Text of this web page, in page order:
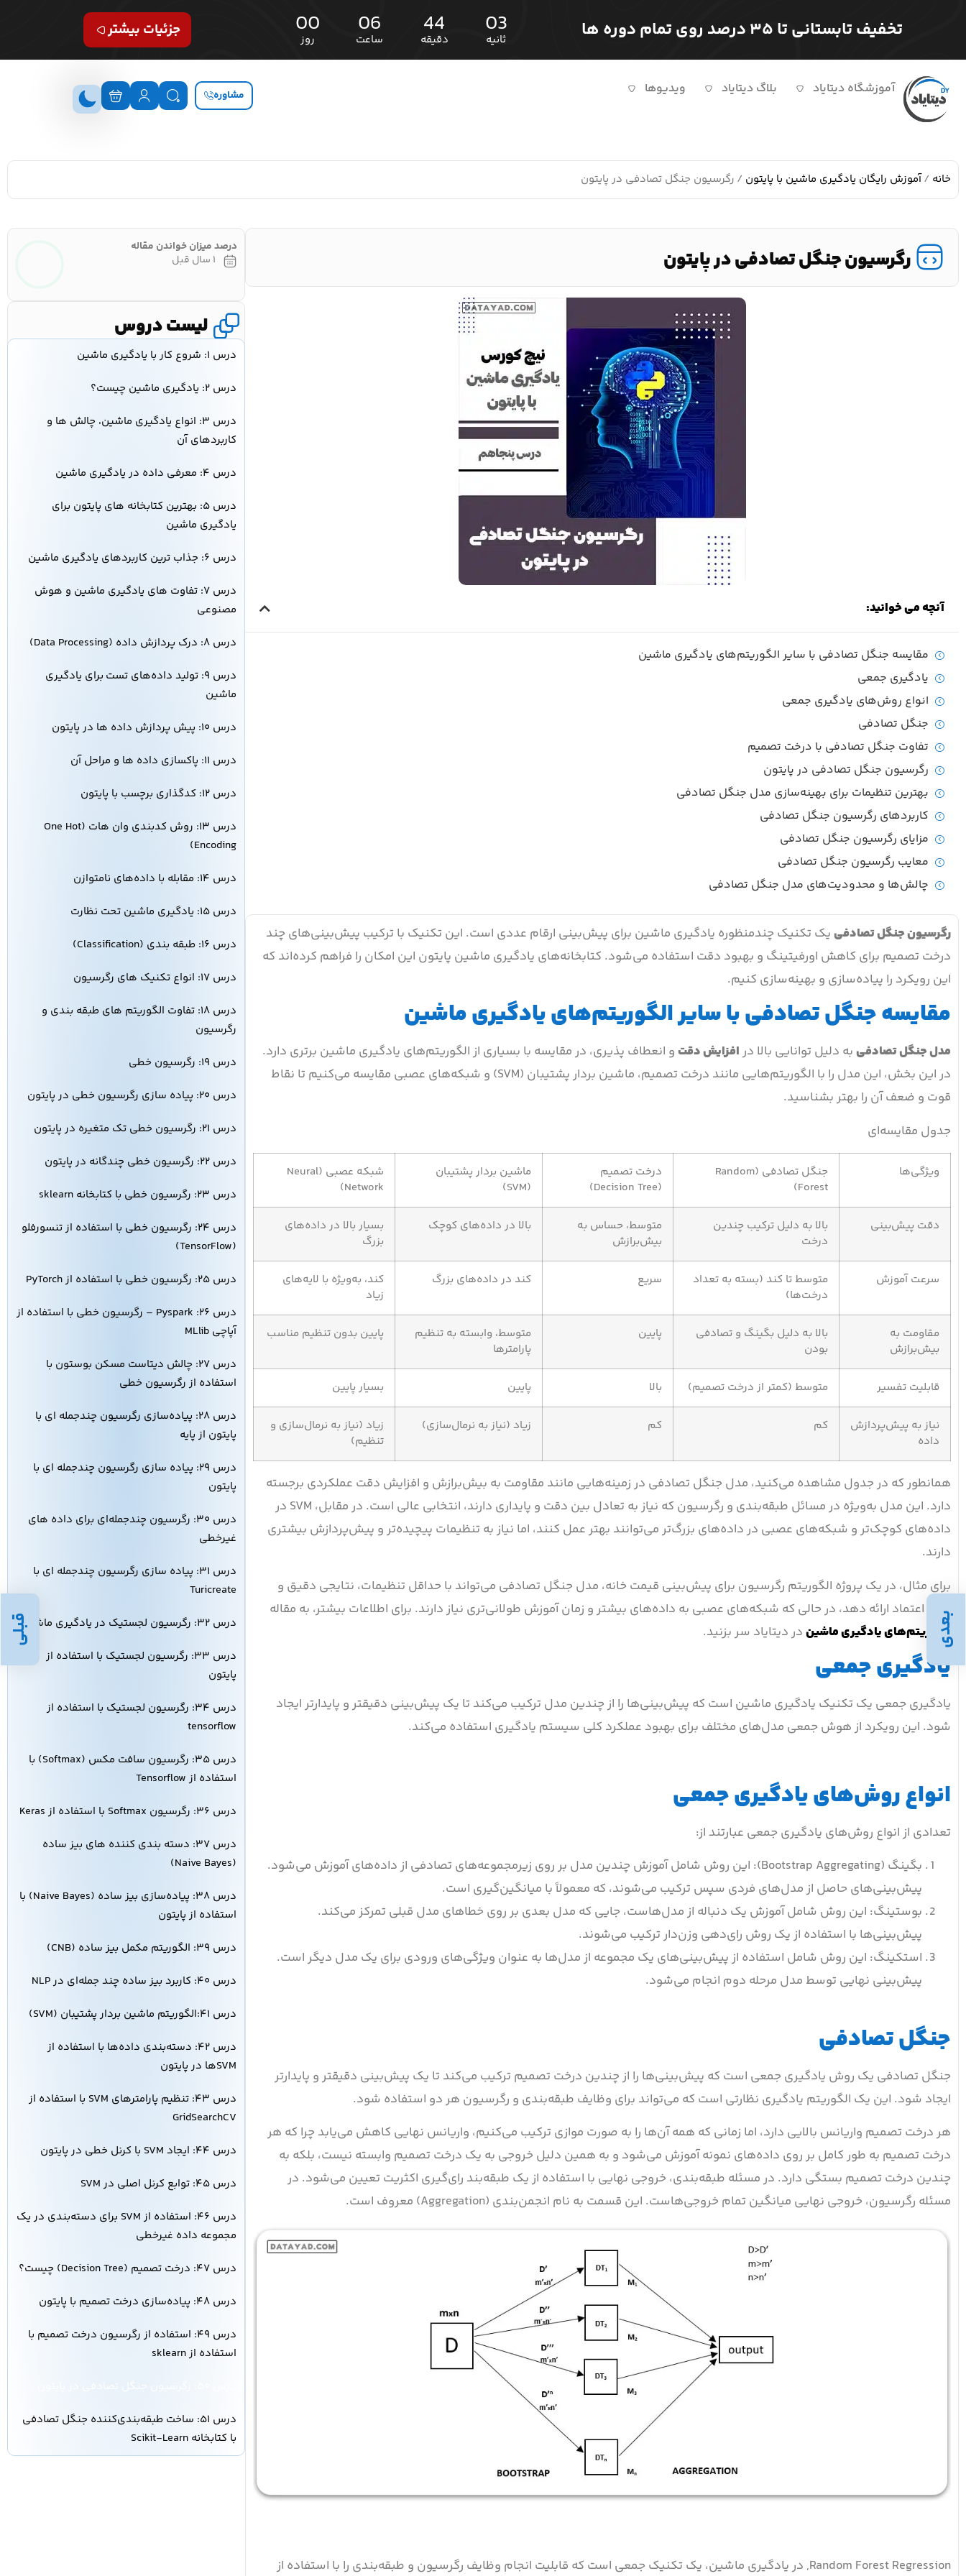
تخفیف تابستانی تا ۳۵ درصد روی تمام دوره ها 00
روز
06
ساعت
44
دقیقه
02
ثانیه جزئیات بیشتر
مشاوره آموزشگاه دیتایاد بلاگ دیتایاد ویدیوها
خانه /آموزش رایگان یادگیری ماشین با پایتون / رگرسیون جنگل تصادفی در پایتون
رگرسیون جنگل تصادفی در پایتون
قبلی بعدی
آنچه می خوانید:
مقایسه جنگل تصادفی با سایر الگوریتم‌های یادگیری ماشین
یادگیری جمعی
انواع روش‌های یادگیری جمعی
جنگل تصادفی
تفاوت جنگل تصادفی با درخت تصمیم
رگرسیون جنگل تصادفی در پایتون
بهترین تنظیمات برای بهینه‌سازی مدل جنگل تصادفی
کاربردهای رگرسیون جنگل تصادفی
مزایای رگرسیون جنگل تصادفی
معایب رگرسیون جنگل تصادفی
چالش‌ها و محدودیت‌های مدل جنگل تصادفی
رگرسیون جنگل تصادفییک تکنیک چندمنظوره یادگیری ماشین برای پیش‌بینی ارقام عددی است. این تکنیک با ترکیب پیش‌بینی‌های چند
درخت تصمیم برای کاهش اورفیتینگ و بهبود دقت استفاده می‌شود. کتابخانه‌های یادگیری ماشین پایتون این امکان را فراهم کرده‌اند که
این رویکرد را پیاده‌سازی و بهینه‌سازی کنیم.
مقایسه جنگل تصادفی با سایر الگوریتم‌های یادگیری ماشین
مدل جنگل تصادفیبه دلیل توانایی بالا درافزایش دقتو انعطاف پذیری، در مقایسه با بسیاری از الگوریتم‌های یادگیری ماشین برتری دارد.
در این بخش، این مدل را با الگوریتم‌هایی مانند درخت تصمیم، ماشین بردار پشتیبان (SVM) و شبکه‌های عصبی مقایسه می‌کنیم تا نقاط
قوت و ضعف آن را بهتر بشناسید.
جدول مقایسه‌ای
ویژگی‌ها
جنگل تصادفی (Random
Forest)
درخت تصمیم
(Decision Tree)
ماشین بردار پشتیبان
(SVM)
شبکه عصبی (Neural
Network)
دقت پیش‌بینی
بالا به دلیل ترکیب چندین
درخت
متوسط، حساس به
بیش‌برازش
بالا در داده‌های کوچک
بسیار بالا در داده‌های
بزرگ
سرعت آموزش
متوسط تا کند (بسته به تعداد
درخت‌ها)
سریع کند در داده‌های بزرگ
کند، به‌ویژه با لایه‌های
زیاد
مقاومت به
بیش‌برازش
بالا به دلیل بگینگ و تصادفی
بودن
پایین
متوسط، وابسته به تنظیم
پارامترها
پایین بدون تنظیم مناسب
قابلیت تفسیر متوسط (کمتر از درخت تصمیم) بالا پایین بسیار پایین
نیاز به پیش‌پردازش
داده
کم کم زیاد (نیاز به نرمال‌سازی)
زیاد (نیاز به نرمال‌سازی و
تنظیم)
همانطور که در جدول مشاهده می‌کنید، مدل جنگل تصادفی در زمینه‌هایی مانند مقاومت به بیش‌برازش و افزایش دقت عملکردی برجسته
دارد. این مدل به‌ویژه در مسائل طبقه‌بندی و رگرسیون که نیاز به تعادل بین دقت و پایداری دارند، انتخابی عالی است. در مقابل، SVM در
داده‌های کوچک‌تر و شبکه‌های عصبی در داده‌های بزرگ‌تر می‌توانند بهتر عمل کنند، اما نیاز به تنظیمات پیچیده‌تر و پیش‌پردازش بیشتری
دارند.
برای مثال، در یک پروژه الگوریتم رگرسیون برای پیش‌بینی قیمت خانه، مدل جنگل تصادفی می‌تواند با حداقل تنظیمات، نتایجی دقیق و
قابل اعتماد ارائه دهد، در حالی که شبکه‌های عصبی به داده‌های بیشتر و زمان آموزش طولانی‌تری نیاز دارند. برای اطلاعات بیشتر، به مقاله
الگوریتم‌های یادگیری ماشیندر دیتایاد سر بزنید.
یادگیری جمعی
یادگیری جمعی یک تکنیک یادگیری ماشین است که پیش‌بینی‌ها را از چندین مدل ترکیب می‌کند تا یک پیش‌بینی دقیقتر و پایدارتر ایجاد
شود. این رویکرد از هوش جمعی مدل‌های مختلف برای بهبود عملکرد کلی سیستم یادگیری استفاده می‌کند.
انواع روش‌های یادگیری جمعی
تعدادی از انواع روش‌های یادگیری جمعی عبارتند از:
بگینگ (Bootstrap Aggregating): این روش شامل آموزش چندین مدل بر روی زیرمجموعه‌های تصادفی از داده‌های آموزش می‌شود.
پیش‌بینی‌های حاصل از مدل‌های فردی سپس ترکیب می‌شوند، که معمولاً با میانگین‌گیری است.
بوستینگ: این روش شامل آموزش یک دنباله از مدل‌هاست، جایی که مدل بعدی بر روی خطاهای مدل قبلی تمرکز می‌کند.
پیش‌بینی‌ها با استفاده از یک روش رای‌دهی وزن‌دار ترکیب می‌شوند.
استکینگ: این روش شامل استفاده از پیش‌بینی‌های یک مجموعه از مدل‌ها به عنوان ویژگی‌های ورودی برای یک مدل دیگر است.
پیش‌بینی نهایی توسط مدل مرحله دوم انجام می‌شود.
جنگل تصادفی
جنگل تصادفی یک روش یادگیری جمعی است که پیش‌بینی‌ها را از چندین درخت تصمیم ترکیب می‌کند تا یک پیش‌بینی دقیقتر و پایدارتر
ایجاد شود. این یک الگوریتم یادگیری نظارتی است که می‌تواند برای وظایف طبقه‌بندی و رگرسیون هر دو استفاده شود.
هر درخت تصمیم واریانس بالایی دارد، اما زمانی که همه آن‌ها را به صورت موازی ترکیب می‌کنیم، واریانس نهایی کاهش می‌یابد چرا که هر
درخت تصمیم به طور کامل بر روی داده‌های نمونه آموزش می‌شود و به همین دلیل خروجی به یک درخت تصمیم وابسته نیست، بلکه به
چندین درخت تصمیم بستگی دارد. در مسئله طبقه‌بندی، خروجی نهایی با استفاده از یک طبقه‌بند رای‌گیری اکثریت تعیین می‌شود. در
مسئله رگرسیون، خروجی نهایی میانگین تمام خروجی‌هاست. این قسمت به نام انجمن‌بندی (Aggregation) معروف است.
Random Forest Regression, در یادگیری ماشین، یک تکنیک جمعی است که قابلیت انجام وظایف رگرسیون و طبقه‌بندی را با استفاده از
درصد میزان خواندن مقاله
۱ سال قبل
لیست دروس
درس ۱: شروع کار با یادگیری ماشین
درس ۲: یادگیری ماشین چیست؟
درس ۳: انواع یادگیری ماشین، چالش ها و
کاربردهای آن
درس ۴: معرفی داده در یادگیری ماشین
درس ۵: بهترین کتابخانه‌ های پایتون برای
یادگیری ماشین
درس ۶: جذاب ترین کاربردهای یادگیری ماشین
درس ۷: تفاوت های یادگیری ماشین و هوش
مصنوعی
درس ۸: درک پردازش داده (Data Processing)
درس ۹: تولید داده‌های تست برای یادگیری
ماشین
درس ۱۰: پیش‌ پردازش داده‌ ها در پایتون
درس ۱۱: پاکسازی داده ها و مراحل آن
درس ۱۲: کدگذاری برچسب با پایتون
درس ۱۳: روش کدبندی وان هات (One Hot
Encoding)
درس ۱۴: مقابله با داده‌های نامتوازن
درس ۱۵: یادگیری ماشین تحت نظارت
درس ۱۶: طبقه بندی (Classification)
درس ۱۷: انواع تکنیک های رگرسیون
درس ۱۸: تفاوت الگوریتم های طبقه بندی و
رگرسیون
درس ۱۹: رگرسیون خطی
درس ۲۰: پیاده سازی رگرسیون خطی در پایتون
درس ۲۱: رگرسیون خطی تک متغیره در پایتون
درس ۲۲: رگرسیون خطی چندگانه در پایتون
درس ۲۳: رگرسیون خطی با کتابخانه sklearn
درس ۲۴: رگرسیون خطی با استفاده از تنسورفلو
(TensorFlow)
درس ۲۵: رگرسیون خطی با استفاده از PyTorch
درس ۲۶: Pyspark – رگرسیون خطی با استفاده از
آپاچی MLlib
درس ۲۷: چالش دیتاست مسکن بوستون با
استفاده از رگرسیون خطی
درس ۲۸: پیاده‌سازی رگرسیون چندجمله‌ ای با
پایتون از پایه
درس ۲۹: پیاده سازی رگرسیون چندجمله ای با
پایتون
درس ۳۰: رگرسیون چندجمله‌ای برای داده‌ های
غیرخطی
درس ۳۱: پیاده‌ سازی رگرسیون چندجمله‌ ای با
Turicreate
درس ۳۲: رگرسیون لجستیک در یادگیری ماشین
درس ۳۳: رگرسیون لجستیک با استفاده از
پایتون
درس ۳۴: رگرسیون لجستیک با استفاده از
tensorflow
درس ۳۵: رگرسیون سافت مکس (Softmax) با
استفاده از Tensorflow
درس ۳۶: رگرسیون Softmax با استفاده از Keras
درس ۳۷: دسته‌ بندی‌ کننده‌ های بیز ساده
(Naive Bayes)
درس ۳۸: پیاده‌سازی بیز ساده (Naive Bayes) با
استفاده از پایتون
درس ۳۹: الگوریتم مکمل بیز ساده (CNB)
درس ۴۰: کاربرد بیز ساده چند جمله‌ای در NLP
درس ۴۱:الگوریتم ماشین بردار پشتیبان (SVM)
درس ۴۲: دسته‌بندی داده‌ها با استفاده از
SVMها در پایتون
درس ۴۳: تنظیم پارامترهای SVM با استفاده از
GridSearchCV
درس ۴۴: ایجاد SVM با کرنل خطی در پایتون
درس ۴۵: توابع کرنل اصلی در SVM
درس ۴۶: استفاده از SVM برای دسته‌بندی در یک
مجموعه داده غیرخطی
درس ۴۷: درخت تصمیم (Decision Tree) چیست؟
درس ۴۸: پیاده‌سازی درخت تصمیم با پایتون
درس ۴۹: استفاده از رگرسیون درخت تصمیم با
استفاده از sklearn
درس ۵۱: ساخت طبقه‌بندی‌کننده جنگل تصادفی
با کتابخانه Scikit-Learn